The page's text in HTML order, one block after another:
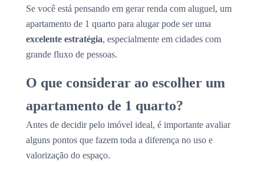
Se você está pensando em gerar renda com aluguel, um
apartamento de 1 quarto para alugar pode ser uma
excelente estratégia, especialmente em cidades com
grande fluxo de pessoas.
O que considerar ao escolher um
apartamento de 1 quarto?
Antes de decidir pelo imóvel ideal, é importante avaliar
alguns pontos que fazem toda a diferença no uso e
valorização do espaço.